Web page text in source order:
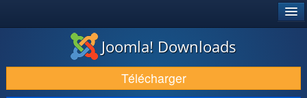
TÉLÉCHARGER & ÉTENDRE
DÉCOUVRIR & APPRENDRE
Joomla! Downloads
Télécharger